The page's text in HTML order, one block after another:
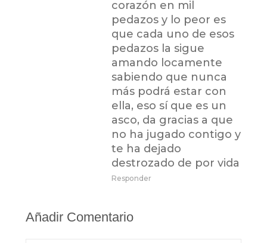
corazón en mil
pedazos y lo peor es
que cada uno de esos
pedazos la sigue
amando locamente
sabiendo que nunca
más podrá estar con
ella, eso sí que es un
asco, da gracias a que
no ha jugado contigo y
te ha dejado
destrozado de por vida
Responder
Añadir Comentario